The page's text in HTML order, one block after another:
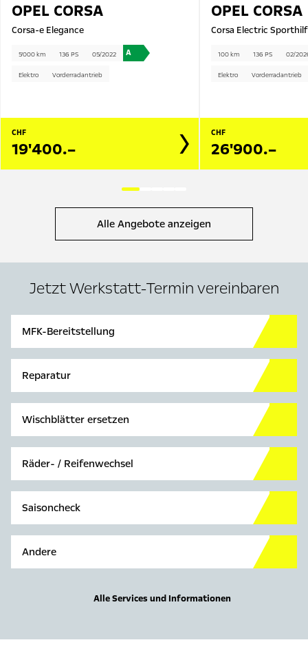
OPEL CORSA
Corsa-e Elegance
5'000 km 136 PS 05/2022 A
Elektro Vorderradantrieb
CHF
19'400.–
OPEL CORSA
Corsa Electric
100 km 136 PS 02/
Elektro Vorderradantrieb
CHF
26'900.–
Alle Angebote anzeigen
Jetzt Werkstatt-Termin vereinbaren
MFK-Bereitstellung
Reparatur
Wischblätter ersetzen
Räder- / Reifenwechsel
Saisoncheck
Andere
Alle Services und Informationen